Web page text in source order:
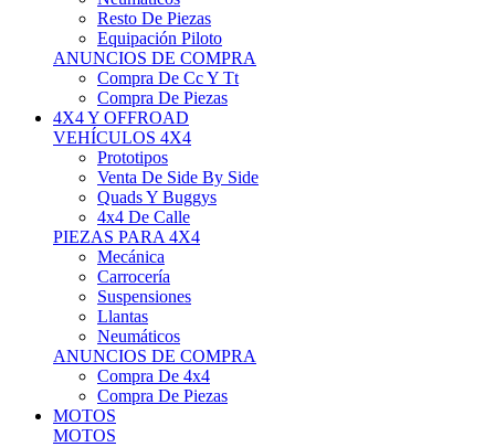
Equipación Piloto
ANUNCIOS DE COMPRA
Compra De Cc Y Tt
Compra De Piezas
4X4 Y OFFROAD
VEHÍCULOS 4X4
Prototipos
Venta De Side By Side
Quads Y Buggys
4x4 De Calle
PIEZAS PARA 4X4
Mecánica
Carrocería
Suspensiones
Llantas
Neumáticos
ANUNCIOS DE COMPRA
Compra De 4x4
Compra De Piezas
MOTOS
MOTOS
Motos De Circuito